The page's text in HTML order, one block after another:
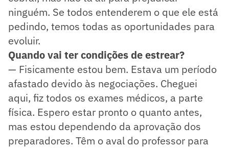
ninguém. Se todos entenderem o que ele está
pedindo, temos todas as oportunidades para
evoluir.
Quando vai ter condições de estrear?
— Fisicamente estou bem. Estava um período
afastado devido às negociações. Cheguei
aqui, fiz todos os exames médicos, a parte
física. Espero estar pronto o quanto antes,
mas estou dependendo da aprovação dos
preparadores. Têm o aval do professor para